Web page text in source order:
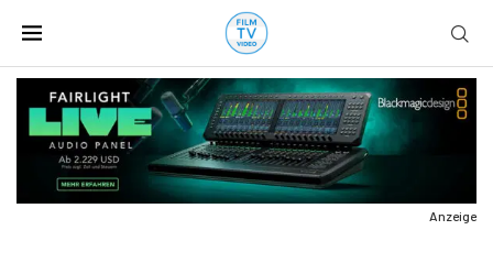
Anzeige